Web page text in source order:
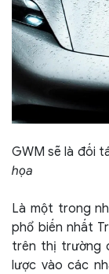
GWM sẽ là đối
họa
Là một trong
phổ biến nhất
trên thị trường
lược vào các